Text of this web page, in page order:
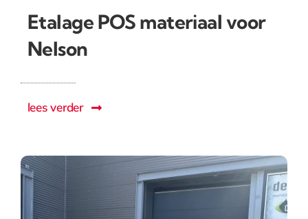
Etalage POS materiaal voor
Nelson
lees verder